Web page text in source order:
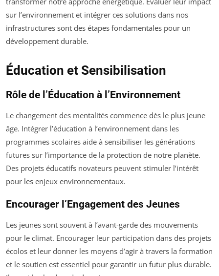
sur l’environnement et intégrer ces solutions dans nos
infrastructures sont des étapes fondamentales pour un
développement durable.
Éducation et Sensibilisation
Rôle de l’Éducation à l’Environnement
Le changement des mentalités commence dès le plus jeune
âge. Intégrer l’éducation à l’environnement dans les
programmes scolaires aide à sensibiliser les générations
futures sur l’importance de la protection de notre planète.
Des projets éducatifs novateurs peuvent stimuler l’intérêt
pour les enjeux environnementaux.
Encourager l’Engagement des Jeunes
Les jeunes sont souvent à l’avant-garde des mouvements
pour le climat. Encourager leur participation dans des projets
écolos et leur donner les moyens d’agir à travers la formation
et le soutien est essentiel pour garantir un futur plus durable.